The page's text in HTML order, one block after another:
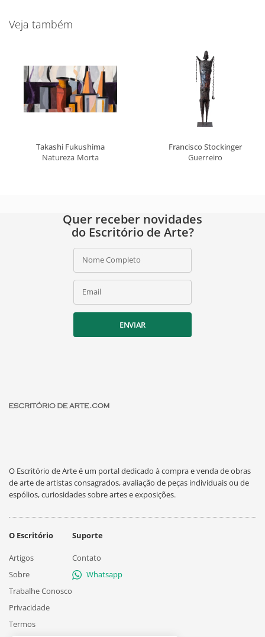
Veja também
Takashi Fukushima
Natureza Morta
Francisco Stockinger
Guerreiro
Quer receber novidades
do Escritório de Arte?
Nome Completo
Email
ENVIAR
O Escritório de Arte é um portal dedicado à compra e venda de obras
de arte de artistas consagrados, avaliação de peças individuais ou de
espólios, curiosidades sobre artes e exposições.
O Escritório
Artigos
Sobre
Trabalhe Conosco
Privacidade
Termos
Suporte
Contato
Whatsapp